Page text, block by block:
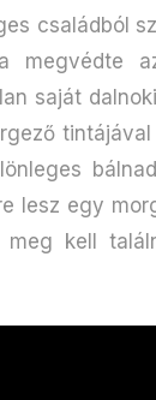
családból
megvédte
saját
lesz egy
kell